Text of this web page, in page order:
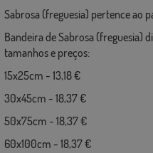
Sabrosa (freguesia) pertence ao
Bandeira de Sabrosa (freguesia)
tamanhos e preços:
15x25cm - 13,18 €
30x45cm - 18,37 €
50x75cm - 18,37 €
60x100cm - 18,37 €